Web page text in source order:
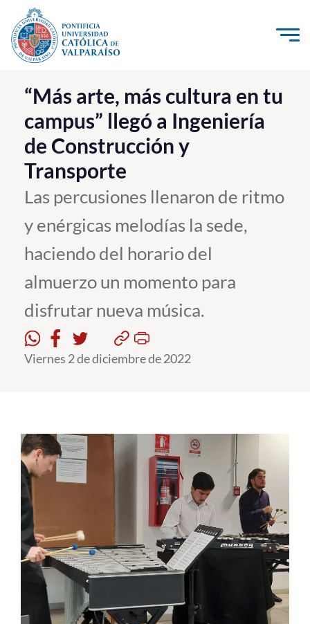
Click acá para ir directamente al contenido
La Universidad
Investigación, Creación e Innovación
PUCV Internacional
Vinculación con el Medio
Admisión
Pregrado
Postgrado
Formación Continua
Estudiantes
English
“Más arte, más cultura en tu
campus” llegó a Ingeniería
de Construcción y
Transporte
Las percusiones llenaron de ritmo
y enérgicas melodías la sede,
haciendo del horario del
almuerzo un momento para
disfrutar nueva música.
Viernes 2 de diciembre de 2022